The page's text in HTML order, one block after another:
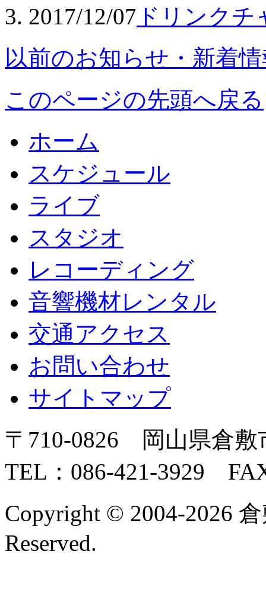
2017/12/07 ドリンク
以前のお知らせ・新着
このページの先頭へ戻る
ホーム
スケジュール
ライブ
スタジオ
レコーディング
音響機材レンタル
交通アクセス
お問い合わせ
サイトマップ
〒710-0826 岡山県倉敷
TEL：086-421-3929
Copyright © 2004-2026
Reserved.